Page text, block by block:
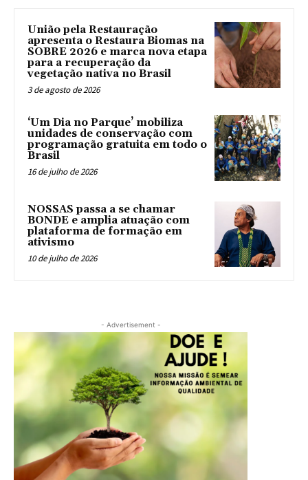
União pela Restauração
apresenta o Restaura Biomas na
SOBRE 2026 e marca nova etapa
para a recuperação da
vegetação nativa no Brasil
3 de agosto de 2026
‘Um Dia no Parque’ mobiliza
unidades de conservação com
programação gratuita em todo o
Brasil
16 de julho de 2026
NOSSAS passa a se chamar
BONDE e amplia atuação com
plataforma de formação em
ativismo
10 de julho de 2026
- Advertisement -